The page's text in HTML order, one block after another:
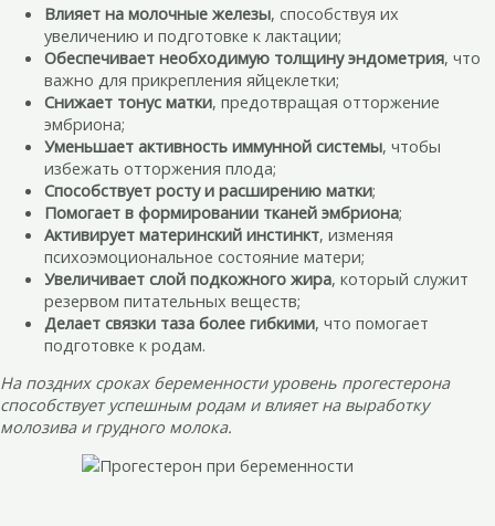
Влияет на молочные железы, способствуя их
увеличению и подготовке к лактации;
Обеспечивает необходимую толщину эндометрия, что
важно для прикрепления яйцеклетки;
Снижает тонус матки, предотвращая отторжение
эмбриона;
Уменьшает активность иммунной системы, чтобы
избежать отторжения плода;
Способствует росту и расширению матки;
Помогает в формировании тканей эмбриона;
Активирует материнский инстинкт, изменяя
психоэмоциональное состояние матери;
Увеличивает слой подкожного жира, который служит
резервом питательных веществ;
Делает связки таза более гибкими, что помогает
подготовке к родам.
На поздних сроках беременности уровень прогестерона
способствует успешным родам и влияет на выработку
молозива и грудного молока.